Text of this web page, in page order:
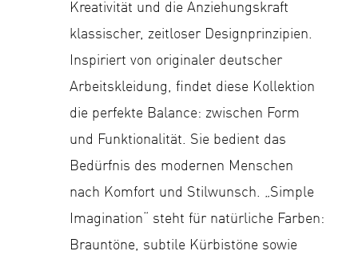
Kreativität und die Anziehungskraft
klassischer, zeitloser Designprinzipien.
Inspiriert von originaler deutscher
Arbeitskleidung, ﬁndet diese Kollektion
die perfekte Balance: zwischen Form
und Funktionalität. Sie bedient das
Bedürfnis des modernen Menschen
nach Komfort und Stilwunsch. „Simple
Imagination“ steht für natürliche Farben:
Brauntöne, subtile Kürbistöne sowie